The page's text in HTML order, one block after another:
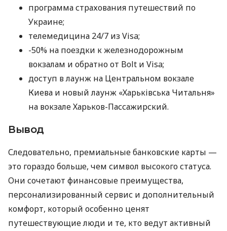
программа страхования путешествий по
Украине;
телемедицина 24/7 из Visa;
-50% на поездки к железнодорожным
вокзалам и обратно от Bolt и Visa;
доступ в лаунж на Центральном вокзале
Киева и новый лаунж «Харьківська Читальня»
на вокзале Харьков-Пассажирский.
Вывод
Следовательно, премиальные банковские карты —
это гораздо больше, чем символ высокого статуса.
Они сочетают финансовые преимущества,
персонализированный сервис и дополнительный
комфорт, который особенно ценят
путешествующие люди и те, кто ведут активный